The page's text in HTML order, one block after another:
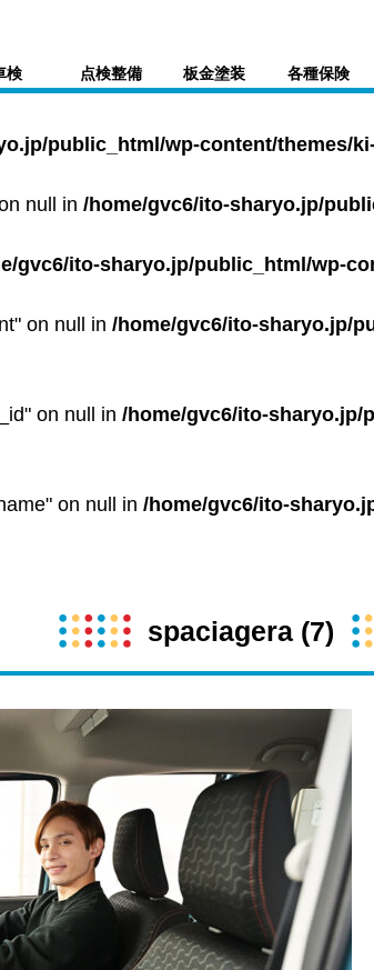
検 点検整備 板金塗装 各種保険
public_html/wp-content/themes/
null in /home/gvc6/ito-sharyo.jp/
gvc6/ito-sharyo.jp/public_html/wp-
on null in /home/gvc6/ito-sharyo.jp/
on null in /home/gvc6/ito-sharyo.jp/
on null in /home/gvc6/ito-
spaciagera (7)